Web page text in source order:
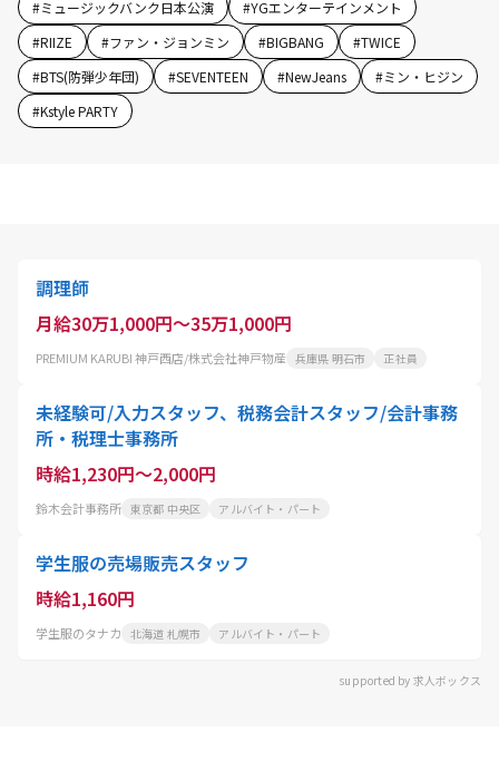
#ミュージックバンク日本公演 #YGエンターテインメント
#RIIZE #ファン・ジョンミン #BIGBANG #TWICE
#BTS(防弾少年団) #SEVENTEEN #NewJeans #ミン・ヒジン
#Kstyle PARTY
調理師
月給30万1,000円～35万1,000円
PREMIUM KARUBI 神戸西店/株式会社神戸物産 兵庫県 明石市 正社員
未経験可/入力スタッフ、税務会計スタッフ/会計事務
所・税理士事務所
時給1,230円～2,000円
鈴木会計事務所 東京都 中央区 アルバイト・パート
学生服の売場販売スタッフ
時給1,160円
学生服のタナカ 北海道 札幌市 アルバイト・パート
supported by 求人ボックス